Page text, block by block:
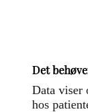
Det
Data viser
hos